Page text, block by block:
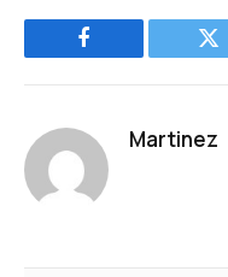
Facebook
Martinez